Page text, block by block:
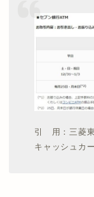
引 用：三菱
キャッシュカ